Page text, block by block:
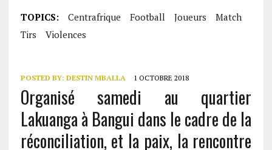
TOPICS: Centrafrique Football Joueurs
Match
Tirs
Violences
POSTED BY: DESTIN MBALLA 1 OCTOBRE 2018
Organisé samedi au quartier
Lakuanga à Bangui dans le cadre de la
réconciliation, et la paix, la rencontre